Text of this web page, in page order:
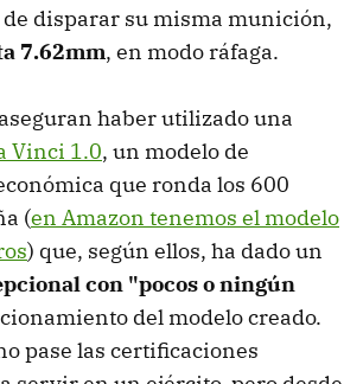
disparar su misma munición,
7.62mm, en modo ráfaga.
haber utilizado una
Vinci 1.0, un modelo de
que ronda los 600
(en Amazon tenemos el modelo
) que, según ellos, ha dado un
con "pocos o ningún
del modelo creado.
pase las certificaciones